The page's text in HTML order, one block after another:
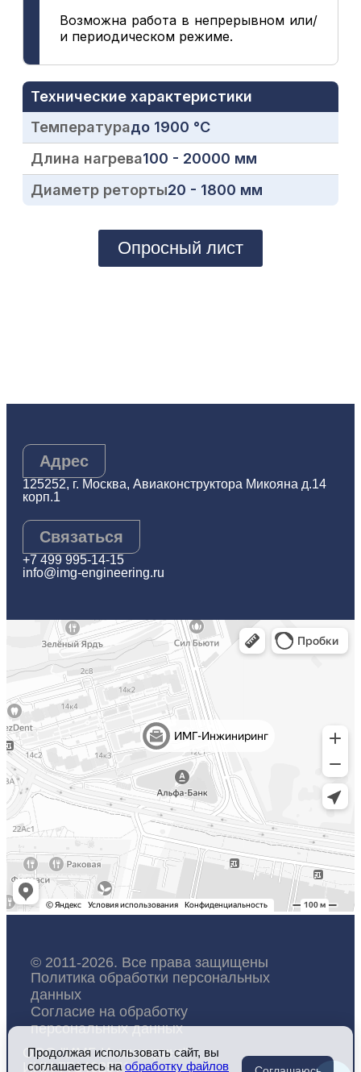
Возможна работа в непрерывном или/
и периодическом режиме.
Технические характеристики
Температурадо 1900 °C
Длина нагрева100 - 20000 мм
Диаметр реторты20 - 1800 мм
Опросный лист
Адрес
125252, г. Москва, Авиаконструктора Микояна д.14
корп.1
Связаться
+7 499 995-14-15
info@img-engineering.ru
© 2011-2026. Все права защищены
Политика обработки персональных
данных
Согласие на обработку
персональных данных
ООО "ИМГ-Инжиниринг"
ИНН 7714325712
Продолжая использовать сайт, вы
соглашаетесь на обработку файлов